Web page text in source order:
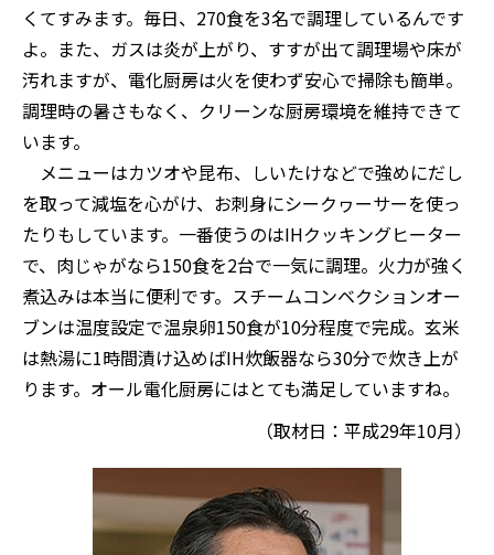
くてすみます。毎日、270食を3名で調理しているんです
よ。また、ガスは炎が上がり、すすが出て調理場や床が
汚れますが、電化厨房は火を使わず安心で掃除も簡単。
調理時の暑さもなく、クリーンな厨房環境を維持できて
います。
メニューはカツオや昆布、しいたけなどで強めにだし
を取って減塩を心がけ、お刺身にシークヮーサーを使っ
たりもしています。一番使うのはIHクッキングヒーター
で、肉じゃがなら150食を2台で一気に調理。火力が強く
煮込みは本当に便利です。スチームコンベクションオー
ブンは温度設定で温泉卵150食が10分程度で完成。玄米
は熱湯に1時間漬け込めばIH炊飯器なら30分で炊き上が
ります。オール電化厨房にはとても満足していますね。
（取材日：平成29年10月）